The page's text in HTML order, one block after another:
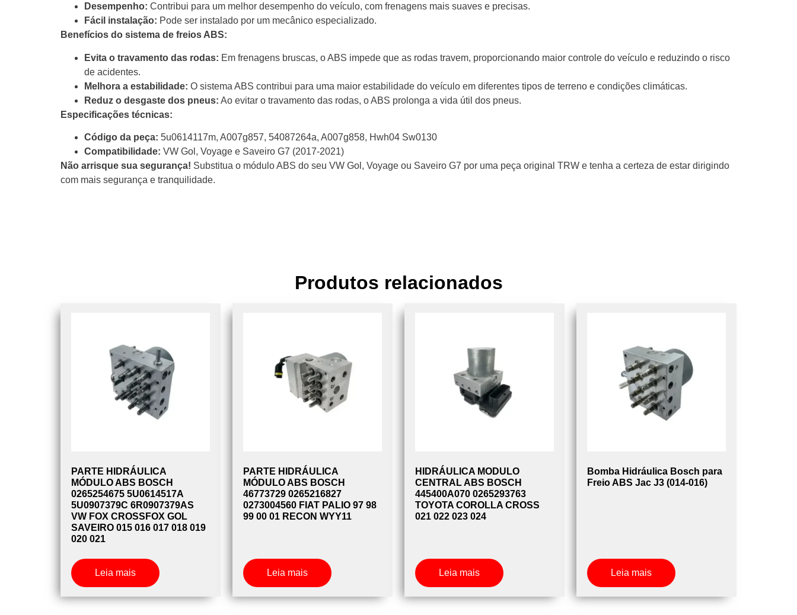
Desempenho: Contribui para um melhor desempenho do veículo, com frenagens mais suaves e precisas.
Fácil instalação: Pode ser instalado por um mecânico especializado.
Benefícios do sistema de freios ABS:
Evita o travamento das rodas: Em frenagens bruscas, o ABS impede que as rodas travem, proporcionando maior controle do veículo e reduzindo o risco
de acidentes.
Melhora a estabilidade: O sistema ABS contribui para uma maior estabilidade do veículo em diferentes tipos de terreno e condições climáticas.
Reduz o desgaste dos pneus: Ao evitar o travamento das rodas, o ABS prolonga a vida útil dos pneus.
Especificações técnicas:
Código da peça: 5u0614117m, A007g857, 54087264a, A007g858, Hwh04 Sw0130
Compatibilidade: VW Gol, Voyage e Saveiro G7 (2017-2021)
Não arrisque sua segurança! Substitua o módulo ABS do seu VW Gol, Voyage ou Saveiro G7 por uma peça original TRW e tenha a certeza de estar dirigindo
com mais segurança e tranquilidade.
Produtos relacionados
PARTE HIDRÁULICA
MÓDULO ABS BOSCH
0265254675 5U0614517A
5U0907379C 6R0907379AS
VW FOX CROSSFOX GOL
SAVEIRO 015 016 017 018 019
020 021
Leia mais
PARTE HIDRÁULICA
MÓDULO ABS BOSCH
46773729 0265216827
0273004560 FIAT PALIO 97 98
99 00 01 RECON WYY11
Leia mais
HIDRÁULICA MODULO
CENTRAL ABS BOSCH
445400A070 0265293763
TOYOTA COROLLA CROSS
021 022 023 024
Leia mais
Bomba Hidráulica Bosch para
Freio ABS Jac J3 (014-016)
Leia mais